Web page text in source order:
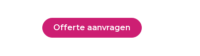
Offerte aanvragen